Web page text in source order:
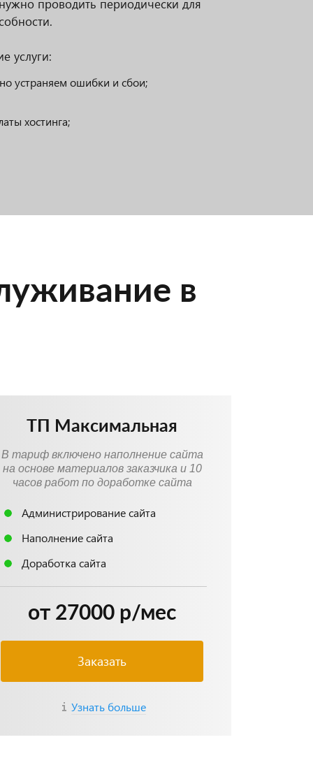
проводить периодически для
услуги:
устраняем ошибки и сбои;
хостинга;
в
ТП Максимальная
В тариф включено наполнение сайта
на основе материалов заказчика и 10
часов работ по доработке сайта
Администрирование сайта
Наполнение сайта
Доработка сайта
от 27000 р/мес
Заказать
Узнать больше